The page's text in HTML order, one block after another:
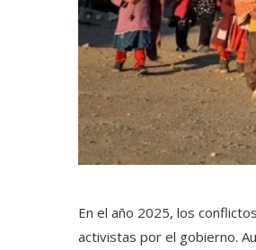
En el año 2025, los
activistas por el gobierno.